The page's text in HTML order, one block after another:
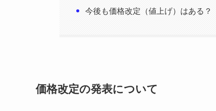
今後も価格改定（値上げ）はある？
価格改定の発表について